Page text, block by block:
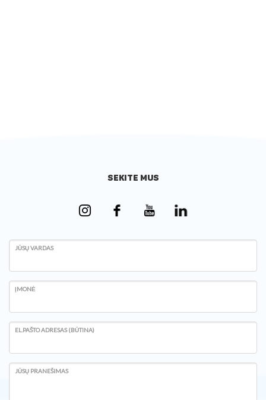
SEKITE MUS
JŪSŲ VARDAS
ĮMONĖ
EL.PAŠTO ADRESAS (BŪTINA)
JŪSŲ PRANEŠIMAS